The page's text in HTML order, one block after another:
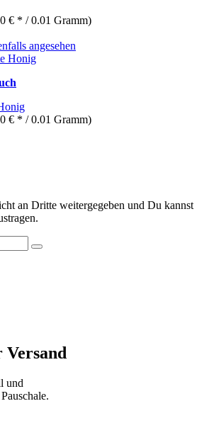
€ * / 0.01 Gramm)
angesehen
€ * / 0.01 Gramm)
an Dritte weitergegeben und Du kannst
Versand
und